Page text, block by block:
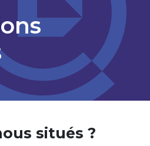
situés ?